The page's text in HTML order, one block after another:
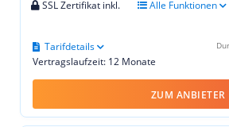
SSL Zertifikat inkl.
Alle Funktionen
Vertragslaufzeit: 12 Monate
Tarifdetails
ZUM ANBIETER